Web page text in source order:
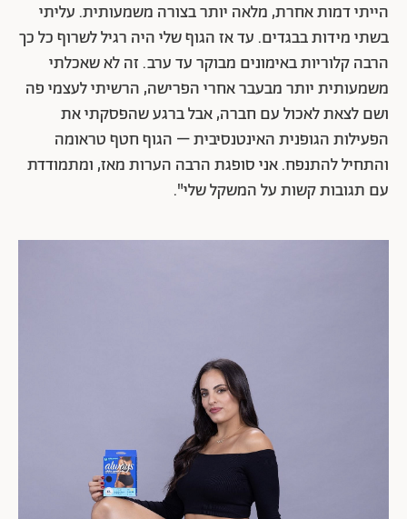
הייתי דמות אחרת, מלאה יותר בצורה משמעותית. עליתי
בשתי מידות בבגדים. עד אז הגוף שלי היה רגיל לשרוף כל כך
הרבה קלוריות באימונים מבוקר עד ערב. זה לא שאכלתי
משמעותית יותר מבעבר אחרי הפרישה, הרשיתי לעצמי פה
ושם לצאת לאכול עם חברה, אבל ברגע שהפסקתי את
הפעילות הגופנית האינטנסיבית – הגוף חטף טראומה
והתחיל להתנפח. אני סופגת הרבה הערות מאז, ומתמודדת
עם תגובות קשות על המשקל שלי".